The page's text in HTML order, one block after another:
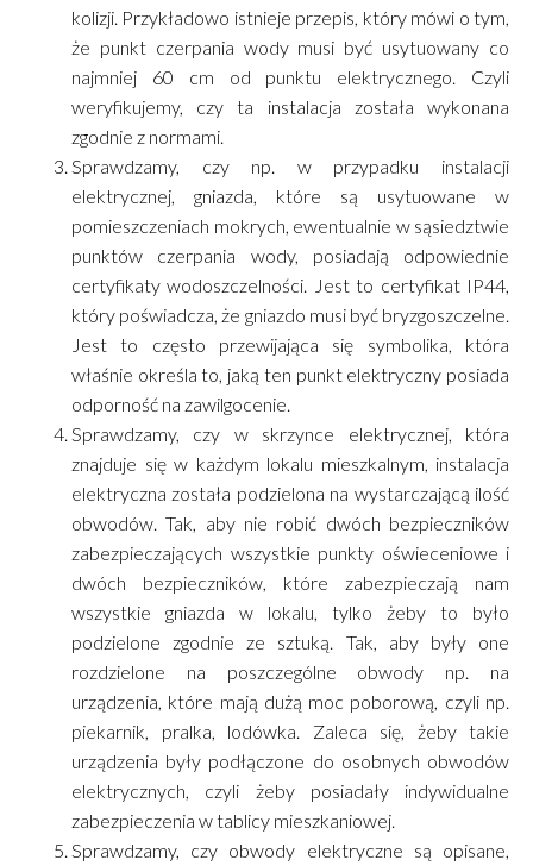
kolizji. Przykładowo istnieje przepis, który mówi o tym,
że punkt czerpania wody musi być usytuowany co
najmniej 60 cm od punktu elektrycznego. Czyli
weryfikujemy, czy ta instalacja została wykonana
zgodnie z normami.
Sprawdzamy, czy np. w przypadku instalacji
elektrycznej, gniazda, które są usytuowane w
pomieszczeniach mokrych, ewentualnie w sąsiedztwie
punktów czerpania wody, posiadają odpowiednie
certyfikaty wodoszczelności. Jest to certyfikat IP44,
który poświadcza, że gniazdo musi być bryzgoszczelne.
Jest to często przewijająca się symbolika, która
właśnie określa to, jaką ten punkt elektryczny posiada
odporność na zawilgocenie.
Sprawdzamy, czy w skrzynce elektrycznej, która
znajduje się w każdym lokalu mieszkalnym, instalacja
elektryczna została podzielona na wystarczającą ilość
obwodów. Tak, aby nie robić dwóch bezpieczników
zabezpieczających wszystkie punkty oświeceniowe i
dwóch bezpieczników, które zabezpieczają nam
wszystkie gniazda w lokalu, tylko żeby to było
podzielone zgodnie ze sztuką. Tak, aby były one
rozdzielone na poszczególne obwody np. na
urządzenia, które mają dużą moc poborową, czyli np.
piekarnik, pralka, lodówka. Zaleca się, żeby takie
urządzenia były podłączone do osobnych obwodów
elektrycznych, czyli żeby posiadały indywidualne
zabezpieczenia w tablicy mieszkaniowej.
Sprawdzamy, czy obwody elektryczne są opisane,